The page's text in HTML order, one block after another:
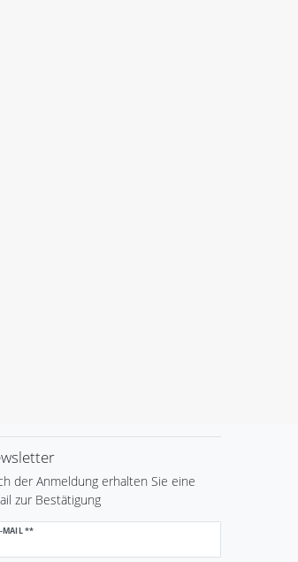
der Anmeldung erhalten Sie eine
zur Bestätigung
MAIL **